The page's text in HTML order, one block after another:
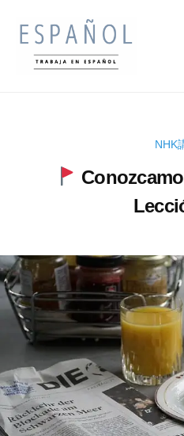
家
・
翻
訳
に
な
ろ
学
ん
で
収
を
得
よ
う
NHK
0
2
4
年
5
1
9
y
k
e
n
u
k
e
イ
な
ろ
う